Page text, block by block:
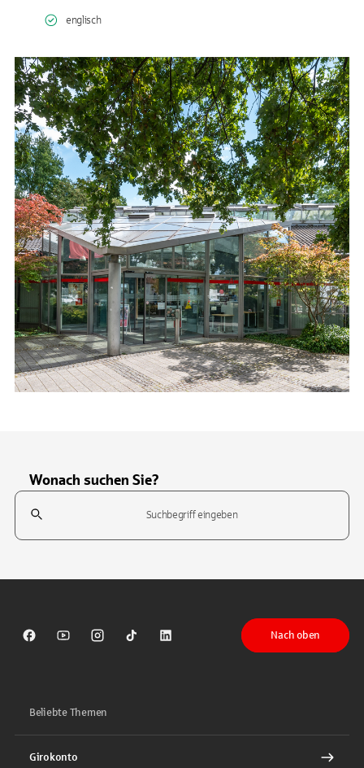
englisch
Wonach suchen Sie?
Suchfeld
Sparkasse auf Facebook
Sparkasse auf Youtube
Sparkasse auf Instagram
Sparkasse auf TikTok
Sparkasse auf LinkedIn
Nach oben
Beliebte Themen
Girokonto